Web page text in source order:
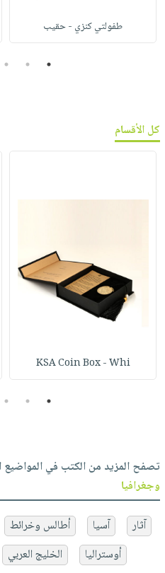
طفولتي كنزي - حقيب
1
2
3
كل الأقسام
KSA Coin Box - Whi
1
2
3
تصفح المزيد من الكتب في المواضيع
وجغرافيا
آثار آسيا أطالس وخرائط
أوستراليا
الخليج العربي